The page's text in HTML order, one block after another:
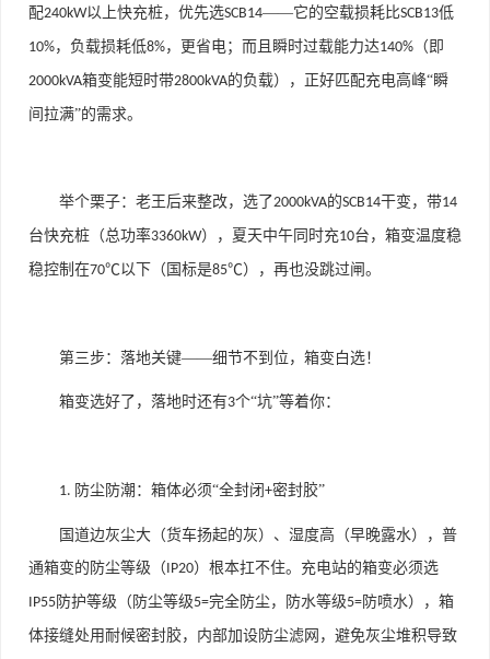
配240kW以上快充桩，优先选SCB14——它的空载损耗比SCB13低
10%，负载损耗低8%，更省电；而且瞬时过载能力达140% （即
2000kVA箱变能短时带2800kVA的负载），正好匹配充电高峰“瞬
间拉满”的需求。
举个栗子：老王后来整改，选了2000kVA的SCB14干变，带14
台快充桩（总功率3360kW），夏天中午同时充10台，箱变温度稳
稳控制在70℃以下（国标是85℃），再也没跳过闸。
第三步：落地关键——细节不到位，箱变白选！
箱变选好了，落地时还有3个“坑”等着你：
1. 防尘防潮：箱体必须“全封闭 +密封胶”
国道边灰尘大（货车扬起的灰）、湿度高（早晚露水），普
通箱变的防尘等级（IP20）根本扛不住。充电站的箱变必须选
IP55防护等级（防尘等级5=完全防尘，防水等级5=防喷水），箱
体接缝处用耐候密封胶，内部加设防尘滤网，避免灰尘堆积导致